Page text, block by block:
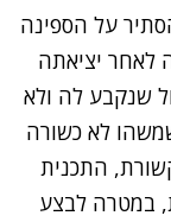
על הספינה
לאחר יציאתה
שנקבע לה ולא
לא כשורה
התכנית
במטרה לבצע